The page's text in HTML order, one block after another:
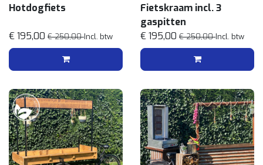
Hotdogfiets
€ 195,00 € 250,00Incl. btw
Fietskraam incl. 3
gaspitten
€ 195,00 € 250,00Incl. btw